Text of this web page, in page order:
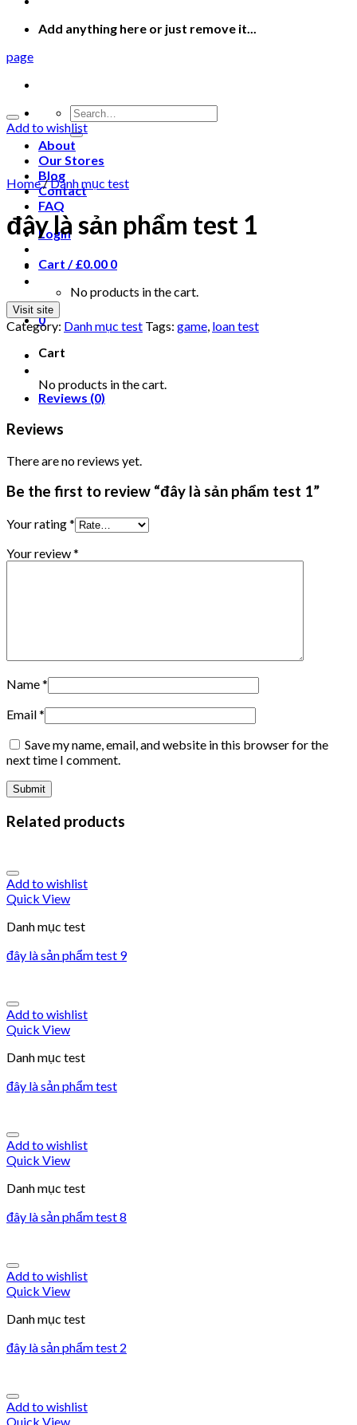
Add anything here or just remove it...
page
Search
for:
About
Our Stores
Blog
Contact
FAQ
Login
Cart /£0.00 0
No products in the cart.
0
Cart
No products in the cart.
Add to wishlist
Home/Danh mục test
đây là sản phẩm test 1
Visit site
Category: Danh mục test Tags: game, loan test
Reviews (0)
Reviews
There are no reviews yet.
Be the first to review “đây là sản phẩm test 1”
Your rating*
Your review*
Name*
Email*
Save my name, email, and website in this browser for the
next time I comment.
Related products
Add to wishlist
Quick View
Danh mục test
đây là sản phẩm test 9
Add to wishlist
Quick View
Danh mục test
đây là sản phẩm test
Add to wishlist
Quick View
Danh mục test
đây là sản phẩm test 8
Add to wishlist
Quick View
Danh mục test
đây là sản phẩm test 2
Add to wishlist
Quick View